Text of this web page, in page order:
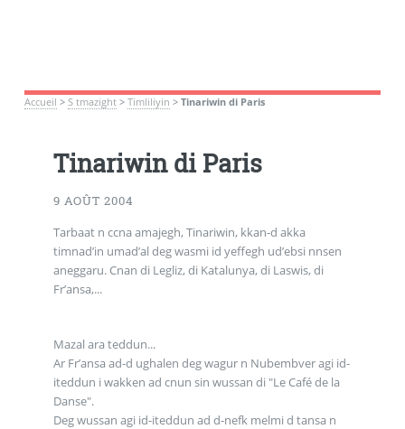
Accueil > S tmazight> Timliliyin > Tinariwin di Paris
Tinariwin di Paris
9 AOÛT 2004
Tarbaat n ccna amajegh, Tinariwin, kkan-d akka
timnad’in umad’al deg wasmi id yeffegh ud’ebsi nnsen
aneggaru. Cnan di Legliz, di Katalunya, di Laswis, di
Fr’ansa,...
Mazal ara teddun...
Ar Fr’ansa ad-d ughalen deg wagur n Nubembver agi id-
iteddun i wakken ad cnun sin wussan di "Le Café de la
Danse".
Deg wussan agi id-iteddun ad d-nefk melmi d tansa n